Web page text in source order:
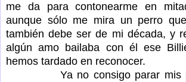
me da para contonearme en
aunque sólo me mira un perro
también debe ser de mi década, y
algún amo bailaba con él ese
hemos tardado en reconocer.
Ya no consigo parar mis